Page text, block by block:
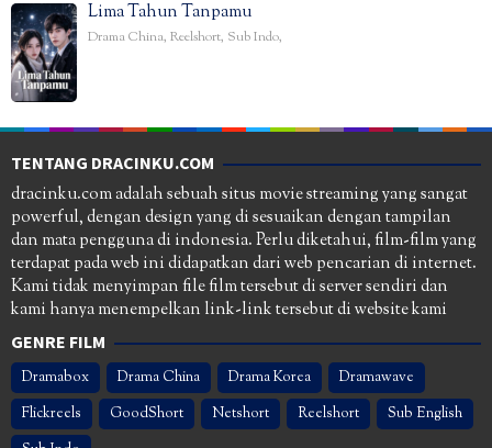
Lima Tahun Tanpamu
Drama China, Reelshort, Sub Indo,
TENTANG DRACINKU.COM
dracinku.com adalah sebuah situs movie streaming yang sangat
powerful, dengan design yang di sesuaikan dengan tampilan
dan mata pengguna di indonesia. Perlu diketahui, film-film yang
terdapat pada web ini didapatkan dari web pencarian di internet.
Kami tidak menyimpan file film tersebut di server sendiri dan
kami hanya menempelkan link-link tersebut di website kami
GENRE FILM
Dramabox Drama China Drama Korea
Dramawave
Flickreels
GoodShort Netshort Reelshort
Sub English